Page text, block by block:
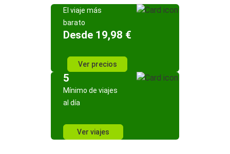
El viaje más
barato
Desde 19,98 €
Ver precios
5
Mínimo de viajes
al día
Ver viajes